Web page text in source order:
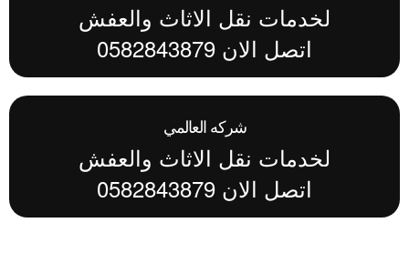
لخدمات نقل الاثاث والعفش
اتصل الان 0582843879
شركه العالمي
لخدمات نقل الاثاث والعفش
اتصل الان 0582843879